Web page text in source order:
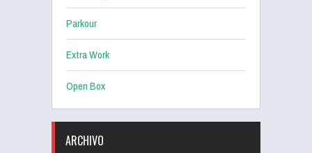
Parkour
Extra Work
Open Box
ARCHIVO